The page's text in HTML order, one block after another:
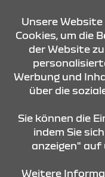
KONTAKT &
STANDORTE
Unsere
Cookies, um die
der Website
Werbung und
über die
Sie können die
indem Sie
anzeigen" auf
Weitere